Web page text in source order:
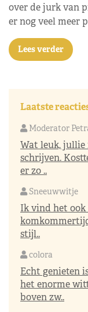
over de jurk van
er nog veel meer
Lees verder
Laatste
Moderator
Wat leuk, jullie
schrijven.
er zo ..
Sneeuwwitje
Ik vind het
stijl..
colora
Echt genieten
het enorme
boven zw..